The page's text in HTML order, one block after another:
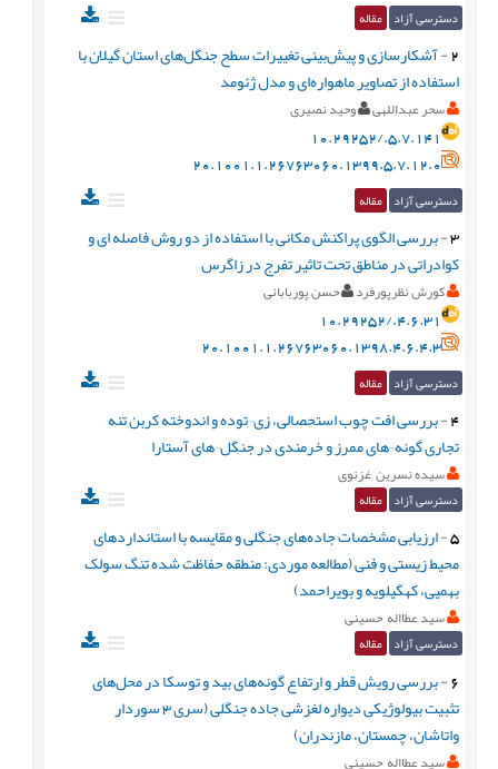
دسترسی آزاد مقاله
2
-آشکارسازی و پیش‌بینی تغییرات سطح جنگل‌های استان گیلان با
استفاده از تصاویر ماهواره‌ای و مدل ژئومد
سحر عبداللهی وحید نصیری
10.29252/.5.7.141
20.1001.1.26763060.1399.5.7.12.0
دسترسی آزاد مقاله
3
-بررسی الگوی پراکنش مکانی با استفاده از دو روش فاصله ای و
کوادراتی در مناطق تحت تاثیر تفرج در زاگرس
کورش نظرپورفرد حسن پوربابائی
10.29252/.4.6.31
20.1001.1.26763060.1398.4.6.4.3
دسترسی آزاد مقاله
4
-بررسی افت چوب استحصالی، زی¬توده و اندوخته کربن تنه
تجاری گونه¬های ممرز و خرمندی در جنگل¬های آستارا
سیده نسرین غزنوی
دسترسی آزاد مقاله
5
-ارزیابی مشخصات جاده‌های جنگلی و مقایسه با استانداردهای
محیط زیستی و فنی (مطالعه موردی: منطقه حفاظت شده تنگ سولک
بهمیی، کهگیلویه و بویراحمد)
سید عطااله حسینی
دسترسی آزاد مقاله
6
-بررسی رویش قطر و ارتفاع گونه‌های بید و توسکا در محل‌های
تثبیت بیولوژیکی دیواره لغزشی جاده جنگلی (سری 3 سوردار
واتاشان، چمستان، مازندران)
سید عطااله حسینی